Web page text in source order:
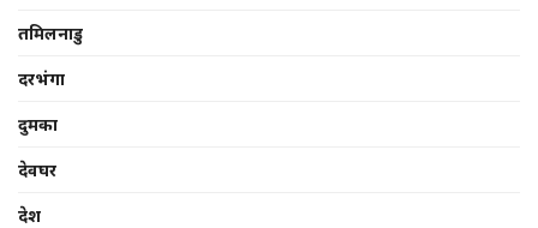
तमिलनाडु
दरभंगा
दुमका
देवघर
देश